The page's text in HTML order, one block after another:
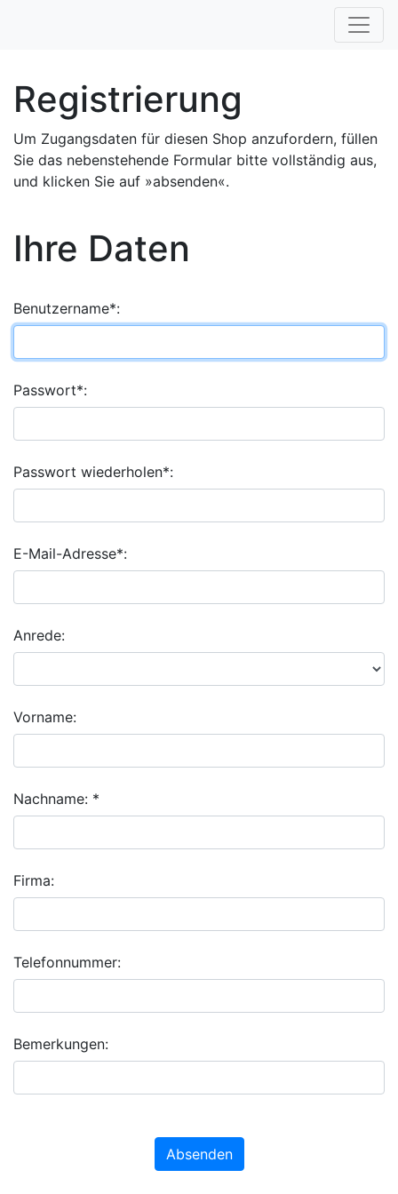
Registrierung
Um Zugangsdaten für diesen Shop anzufordern, füllen
Sie das nebenstehende Formular bitte vollständig aus,
und klicken Sie auf »absenden«.
Ihre Daten
Benutzername*:
Passwort*:
Passwort wiederholen*:
E-Mail-Adresse*:
Anrede:
Vorname:
Nachname: *
Firma:
Telefonnummer:
Bemerkungen:
Absenden